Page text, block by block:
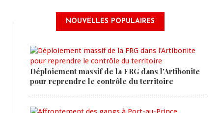
NOUVELLES POPULAIRES
Déploiement massif de la FRG dans l'Artibonite
pour reprendre le contrôle du territoire